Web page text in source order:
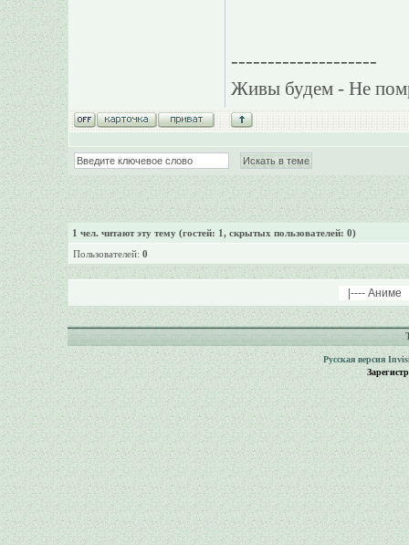
--------------------
Живы будем - Не
1 чел. читают эту тему (гостей: 1, скрытых пользователей: 0)
Пользователей: 0
Русская версия